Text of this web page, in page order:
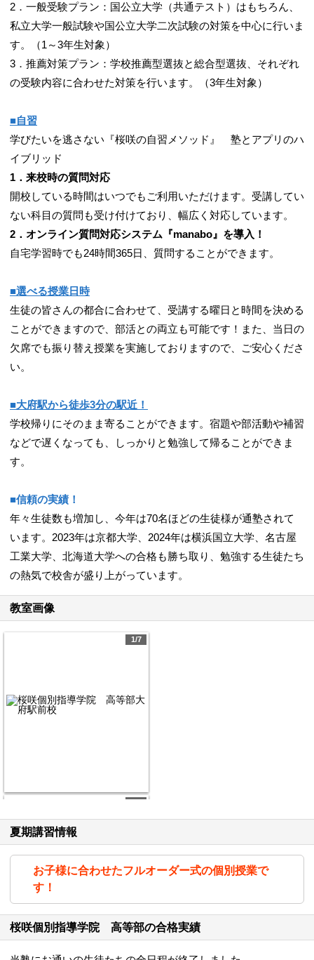
2．一般受験プラン：国公立大学（共通テスト）はもちろん、
私立大学一般試験や国公立大学二次試験の対策を中心に行いま
す。（1～3年生対象）
3．推薦対策プラン：学校推薦型選抜と総合型選抜、それぞれ
の受験内容に合わせた対策を行います。（3年生対象）
■自習
学びたいを逃さない『桜咲の自習メソッド』 塾とアプリのハ
イブリッド
1．来校時の質問対応
開校している時間はいつでもご利用いただけます。受講してい
ない科目の質問も受け付けており、幅広く対応しています。
2．オンライン質問対応システム『manabo』を導入！
自宅学習時でも24時間365日、質問することができます。
■選べる授業日時
生徒の皆さんの都合に合わせて、受講する曜日と時間を決める
ことができますので、部活との両立も可能です！また、当日の
欠席でも振り替え授業を実施しておりますので、ご安心くださ
い。
■大府駅から徒歩3分の駅近！
学校帰りにそのまま寄ることができます。宿題や部活動や補習
などで遅くなっても、しっかりと勉強して帰ることができま
す。
■信頼の実績！
年々生徒数も増加し、今年は70名ほどの生徒様が通塾されて
います。2023年は京都大学、2024年は横浜国立大学、名古屋
工業大学、北海道大学への合格も勝ち取り、勉強する生徒たち
の熱気で校舎が盛り上がっています。
教室画像
1/7
2/7
駅から徒歩3分と通いやすい校舎です。
夏期講習情報
お子様に合わせたフルオーダー式の個別授業で
す！
桜咲個別指導学院 高等部の合格実績